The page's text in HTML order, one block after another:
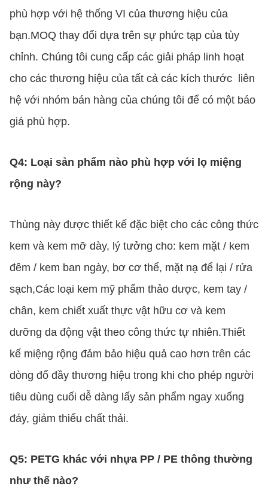
phù hợp với hệ thống VI của thương hiệu của
bạn.MOQ thay đổi dựa trên sự phức tạp của tùy
chỉnh. Chúng tôi cung cấp các giải pháp linh hoạt
cho các thương hiệu của tất cả các kích thước ️ liên
hệ với nhóm bán hàng của chúng tôi để có một báo
giá phù hợp.
Q4: Loại sản phẩm nào phù hợp với lọ miệng
rộng này?
Thùng này được thiết kế đặc biệt cho các công thức
kem và kem mỡ dày, lý tưởng cho: kem mặt / kem
đêm / kem ban ngày, bơ cơ thể, mặt nạ để lại / rửa
sạch,Các loại kem mỹ phẩm thảo dược, kem tay /
chân, kem chiết xuất thực vật hữu cơ và kem
dưỡng da động vật theo công thức tự nhiên.Thiết
kế miệng rộng đảm bảo hiệu quả cao hơn trên các
dòng đổ đầy thương hiệu trong khi cho phép người
tiêu dùng cuối dễ dàng lấy sản phẩm ngay xuống
đáy, giảm thiểu chất thải.
Q5: PETG khác với nhựa PP / PE thông thường
như thế nào?